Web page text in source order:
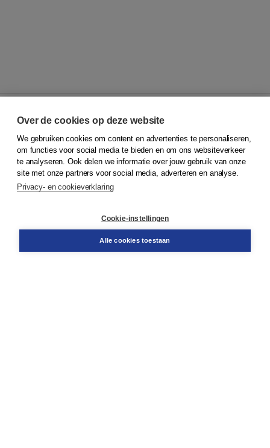
© 2026Koninklijke Boom uitgevers
Klantenservice
Service & informatie
Contact
Over de cookies op deze website
We gebruiken cookies om content en advertenties te personaliseren,
om functies voor social media te bieden en om ons websiteverkeer
te analyseren. Ook delen we informatie over jouw gebruik van onze
site met onze partners voor social media, adverteren en analyse.
Privacy- en cookieverklaring
Cookie-instellingen
Alle cookies toestaan